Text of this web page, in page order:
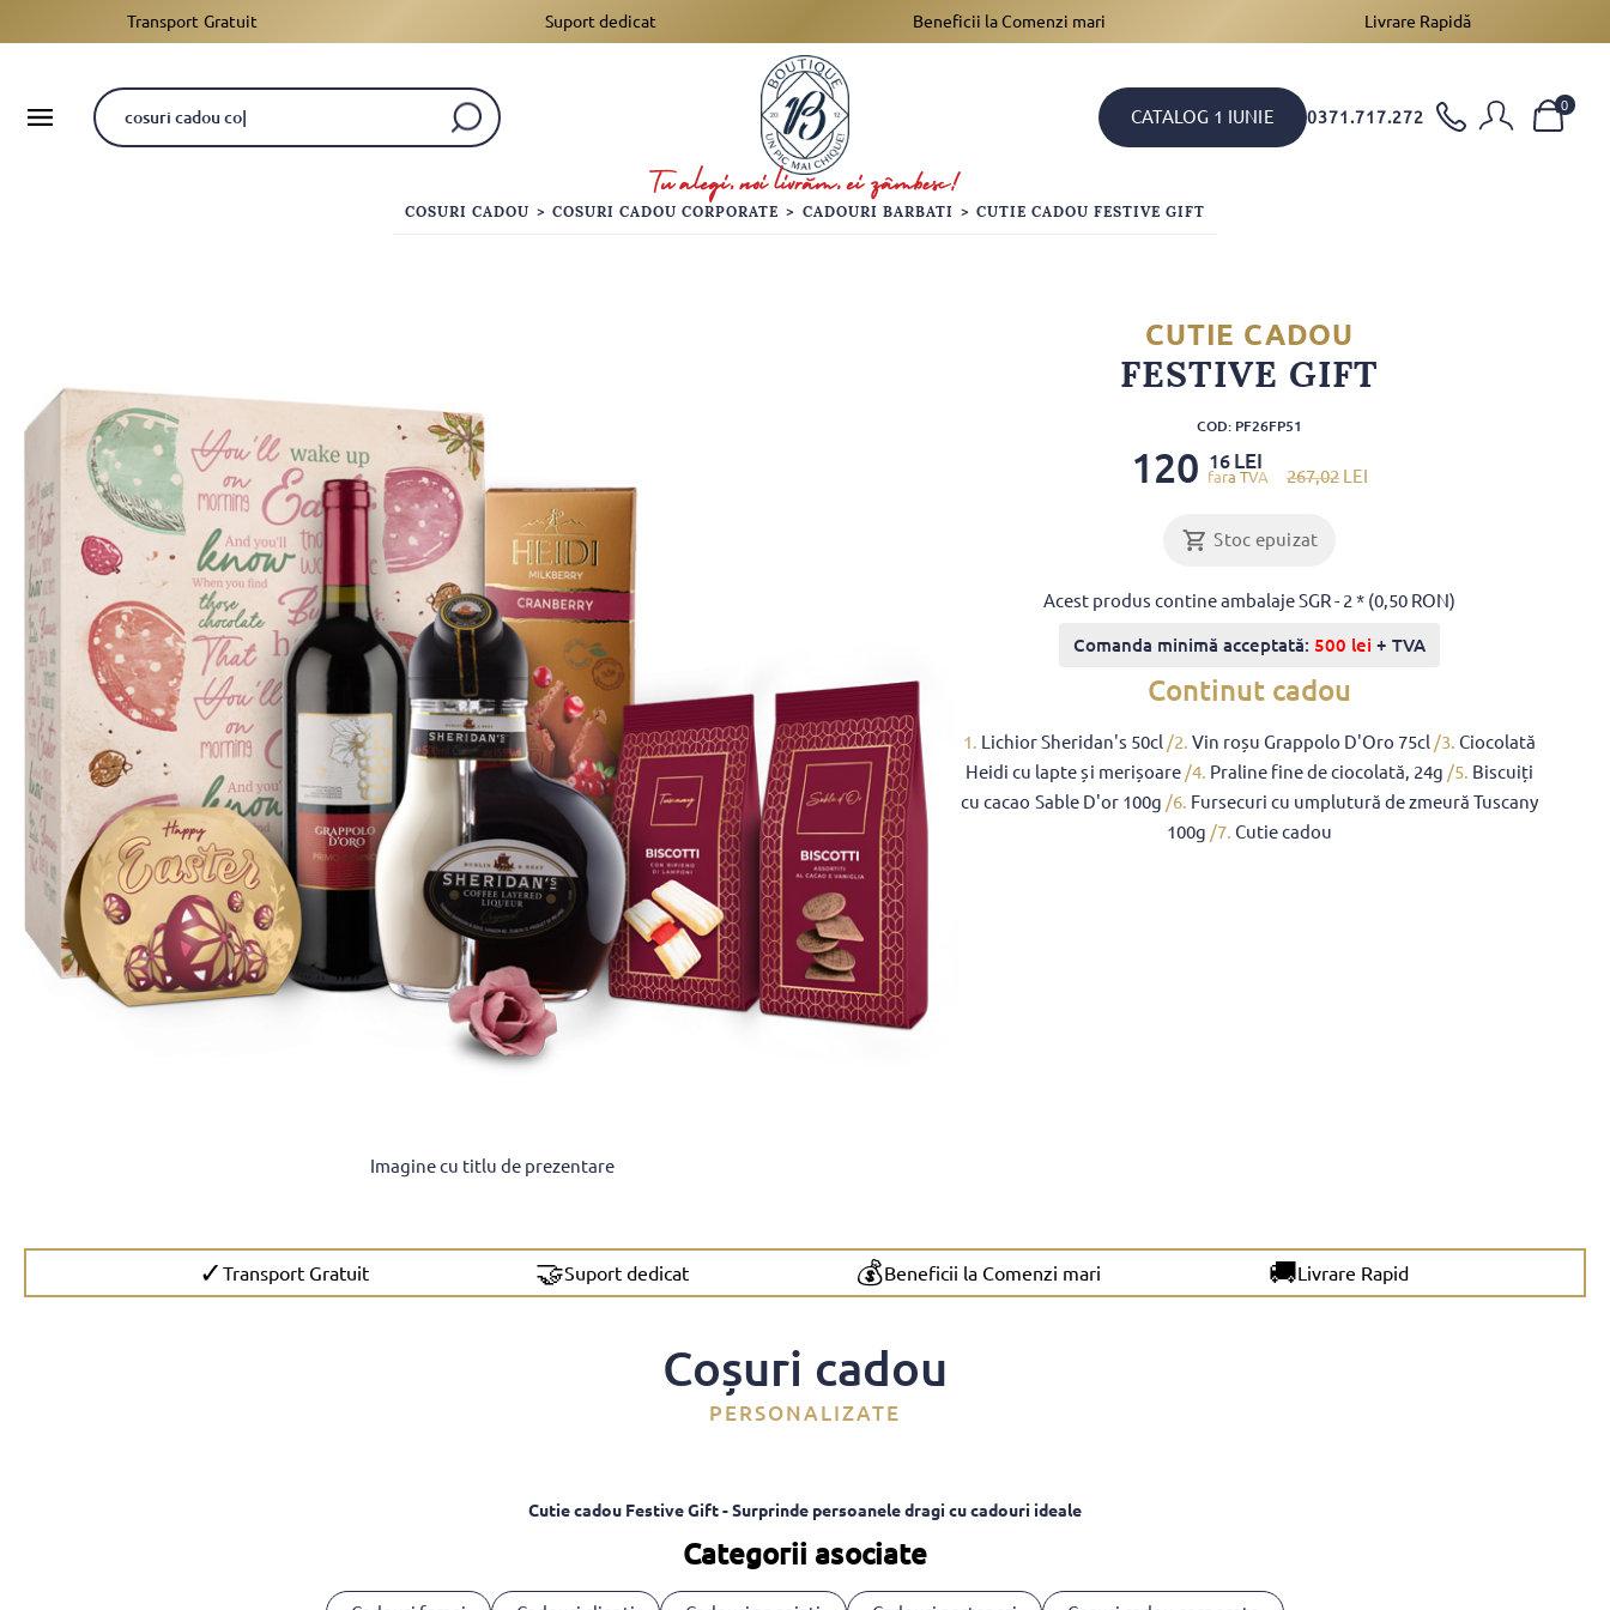
Transport Gratuit Suport dedicat Beneficii la Comenzi mari Livrare Rapidă
CATALOG 1 IUNIE 0371.717.272
0
COSURI CADOU > COSURI CADOU CORPORATE > CADOURI BARBATI > CUTIE CADOU FESTIVE GIFT
Imagine cu titlu de prezentare
CUTIE CADOU
FESTIVE GIFT
COD: PF26FP51
267,02 LEI
120 16 LEI
Stoc epuizat
Acest produs contine ambalaje SGR - 2 * (0,50 RON)
Comanda minimă acceptată: 500 lei + TVA
Continut cadou
1. Lichior Sheridan's 50cl /2.Vin roșu Grappolo D'Oro 75cl /3. Ciocolată
Heidi cu lapte și merișoare /4. Praline fine de ciocolată, 24g /5. Biscuiți
cu cacao Sable D'or 100g /6. Fursecuri cu umplutură de zmeură Tuscany
100g /7. Cutie cadou
✓Transport Gratuit 🤝Suport dedicat 💰Beneficii la Comenzi mari 🚚Livrare Rapid
Coșuri cadou
PERSONALIZATE
Cutie cadou Festive Gift - Surprinde persoanele dragi cu cadouri ideale
Categorii asociate